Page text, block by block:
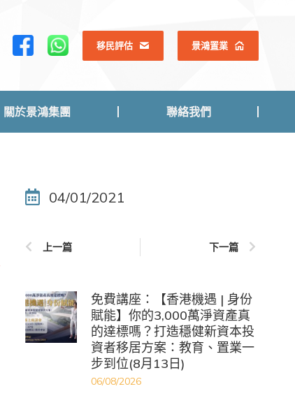
移民評估 景鴻置業
關於景鴻集團 聯絡我們
04/01/2021
上一篇 下一篇
免費講座：【香港機遇 | 身份
賦能】你的3,000萬淨資產真
的達標嗎？打造穩健新資本投
資者移居方案：教育、置業一
步到位(8月13日)
06/08/2026